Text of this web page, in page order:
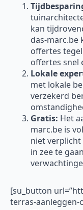
kan
das-marc.be
offertes
offertes snel
Lokale
met lokale
verzekerd
Gratis: Het
marc.be is
niet
in zee te
[su_button
terras-aanleggen-